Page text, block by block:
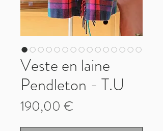
Veste en laine
Pendleton - T.U
190,00 €